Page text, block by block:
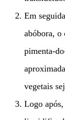
Em
abóbora, o
pimenta-
vegetais
Logo